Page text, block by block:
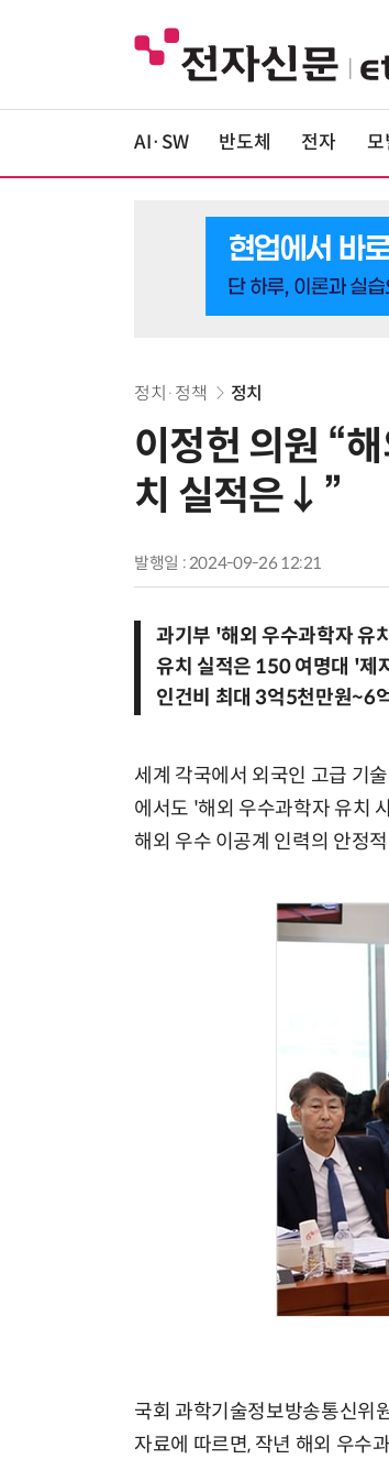
AI·SW 반도체 전자 모
정치·정책 정치
이정헌 의원 “
치 실적은↓”
발행일 : 2024-09-26 12:21
과기부 '해외 우수과학자 유
유치 실적은 150 여명대 '제
인건비 최대 3억5천만원~6
세계 각국에서 외국인 고급 기
에서도 '해외 우수과학자 유치
해외 우수 이공계 인력의 안정
국회 과학기술정보방송통신위
자료에 따르면, 작년 해외 우